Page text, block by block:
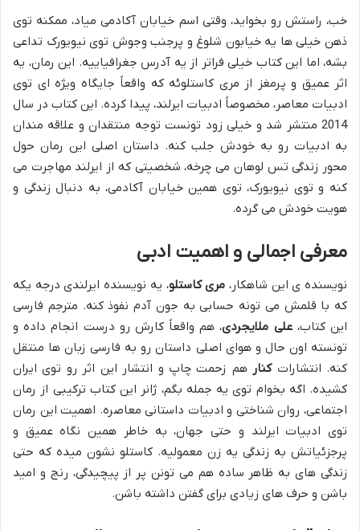
خب، راستش رو بخواید، وقتی اسم خیابان آکادمی میاد، ممکنه توی
ذهن خیلی ها یه خیابون شلوغ و پرجنب وجوش توی نیویورک تداعی
بشه، اما این کتاب خیلی فراتر از یه آدرس جغرافیاییه. این رمان، یه
اثر عمیق و پرمغز از مری کاستلوئه که واقعاً جایگاه ویژه ای توی
ادبیات معاصر، مخصوصاً ادبیات ایرلند، پیدا کرده. این کتاب در سال
2014 منتشر شد و خیلی زود تونست توجه منتقدان و علاقه مندان
به ادبیات رو به خودش جلب کنه. داستان اصلی این رمان حول
محور زندگی تس لوهان می چرخه، شخصیتی که از ایرلند مهاجرت می
کنه و توی نیویورک، توی همین خیابان آکادمی، به دنبال زندگی و
هویت خودش می گرده.
معرفی اجمالی و اهمیت ادبی
نویسنده ی این شاهکار، مری کاستلو، یه نویسنده ایرلندی درجه یکه
که با قلمش می تونه حسابی به جون آدم نفوذ کنه. مترجم فارسی
این کتاب،علی ملایجردی، هم واقعاً کارش رو درست انجام داده و
تونسته اون حال و هوای اصلی داستان رو به فارسی زبان ها منتقل
کنه. انتشاراتکنار هم زحمت چاپ و انتشار این اثر رو توی ایران
کشیده. اگه بخوام توی یه جمله بگم، ژانر این کتاب ترکیبی از رمان
اجتماعی، روان شناختی و ادبیات داستانی معاصره. اهمیت این رمان
توی ادبیات ایرلند و حتی جهان، به خاطر همین نگاه عمیق و
پرجزئیاتش به زندگی یه زن معمولیه. کاستلو نشون میده که حتی
زندگی های به ظاهر ساده هم می تونن پر از پیچیدگی، رنج و امید
باشن و حرف های زیادی برای گفتن داشته باشن.